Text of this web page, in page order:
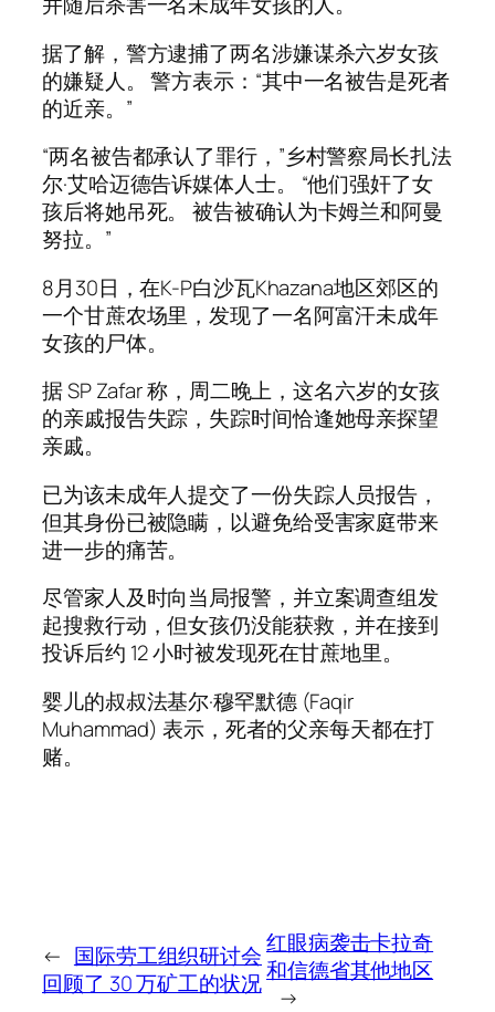
据了解，警方逮捕了两名涉嫌谋杀六岁女孩
的嫌疑人。 警方表示：“其中一名被告是死者
的近亲。”
“两名被告都承认了罪行，”乡村警察局长扎法
尔·艾哈迈德告诉媒体人士。 “他们强奸了女
孩后将她吊死。 被告被确认为卡姆兰和阿曼
努拉。”
8月30日，在K-P白沙瓦Khazana地区郊区的
一个甘蔗农场里，发现了一名阿富汗未成年
女孩的尸体。
据 SP Zafar 称，周二晚上，这名六岁的女孩
的亲戚报告失踪，失踪时间恰逢她母亲探望
亲戚。
已为该未成年人提交了一份失踪人员报告，
但其身份已被隐瞒，以避免给受害家庭带来
进一步的痛苦。
尽管家人及时向当局报警，并立案调查组发
起搜救行动，但女孩仍没能获救，并在接到
投诉后约 12 小时被发现死在甘蔗地里。
婴儿的叔叔法基尔·穆罕默德 (Faqir
Muhammad) 表示，死者的父亲每天都在打
赌。
← 国际劳工组织研讨会
回顾了 30 万矿工的状况
红眼病袭击卡拉奇
和信德省其他地区
→